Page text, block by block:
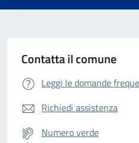
Contatta il comune
Leggi le domande
Richiedi assistenza
Numero verde